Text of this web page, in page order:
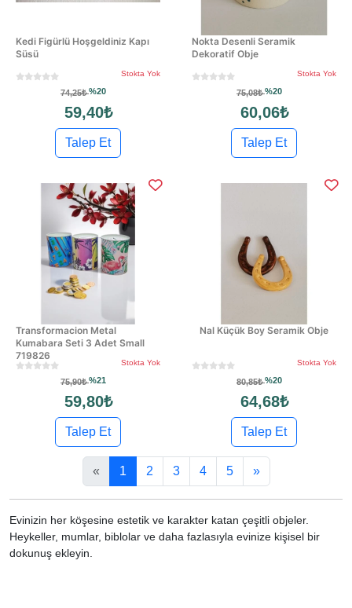
Kedi Figürlü Hoşgeldiniz Kapı
Süsü
Stokta Yok
74,25₺%20
59,40₺
Talep Et
Nokta Desenli Seramik
Dekoratif Obje
Stokta Yok
75,08₺%20
60,06₺
Talep Et
Transformacion Metal
Kumabara Seti 3 Adet Small
719826
Stokta Yok
75,90₺%21
59,80₺
Talep Et
Nal Küçük Boy Seramik Obje
Stokta Yok
80,85₺%20
64,68₺
Talep Et
« 1 2 3 4 5 »
Evinizin her köşesine estetik ve karakter katan çeşitli objeler.
Heykeller, mumlar, biblolar ve daha fazlasıyla evinize kişisel bir
dokunuş ekleyin.